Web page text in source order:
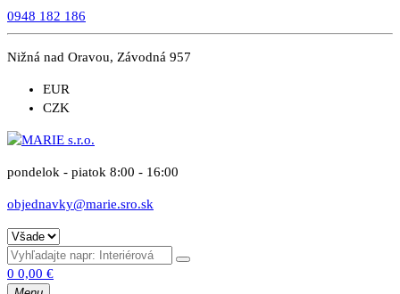
0948 182 186
Nižná nad Oravou, Závodná 957
EUR
CZK
pondelok - piatok 8:00 - 16:00
objednavky@marie.sro.sk
0 0,00 €